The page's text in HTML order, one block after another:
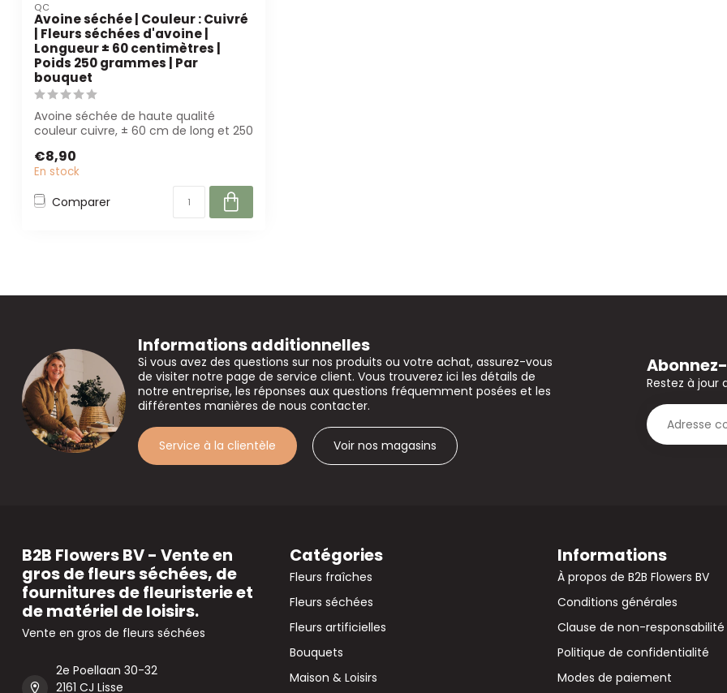
QC
Avoine séchée | Couleur : Cuivré
| Fleurs séchées d'avoine |
Longueur ± 60 centimètres |
Poids 250 grammes | Par
bouquet
Avoine séchée de haute qualité
couleur cuivre, ± 60 cm de long et 250
€8,90
En stock
Comparer
Informations additionnelles
Si vous avez des questions sur nos produits ou votre achat, assurez-vous
de visiter notre page de service client. Vous trouverez ici les détails de
notre entreprise, les réponses aux questions fréquemment posées et les
différentes manières de nous contacter.
Service à la clientèle Voir nos magasins
Restez à jour
B2B Flowers BV - Vente en
gros de fleurs séchées, de
fournitures de fleuristerie et
de matériel de loisirs.
Vente en gros de fleurs séchées
2e Poellaan 30-32
2161 CJ Lisse
Catégories
Fleurs fraîches
Fleurs séchées
Fleurs artificielles
Bouquets
Maison & Loisirs
Informations
À propos de B2B Flowers BV
Conditions générales
Clause de non-responsabilité
Politique de confidentialité
Modes de paiement